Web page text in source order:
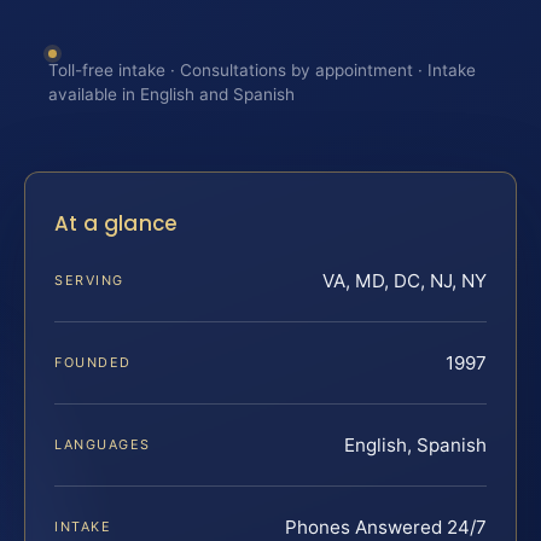
Toll-free intake · Consultations by appointment · Intake
available in English and Spanish
At a glance
SERVING VA, MD, DC, NJ, NY
FOUNDED 1997
LANGUAGES English, Spanish
INTAKE Phones Answered 24/7